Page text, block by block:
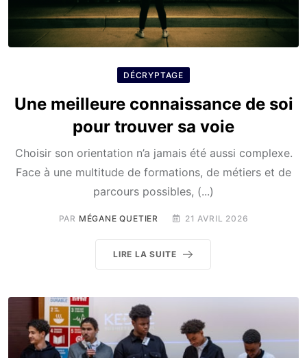
DÉCRYPTAGE
Une meilleure connaissance de soi
pour trouver sa voie
Choisir son orientation n’a jamais été aussi complexe.
Face à une multitude de formations, de métiers et de
parcours possibles, (...)
PAR MÉGANE QUETIER 21 AVRIL 2026
LIRE LA SUITE